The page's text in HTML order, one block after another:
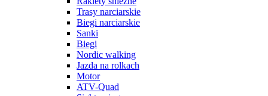
Trasy narciarskie
Biegi narciarskie
Sanki
Biegi
Nordic walking
Jazda na rolkach
Motor
ATV-Quad